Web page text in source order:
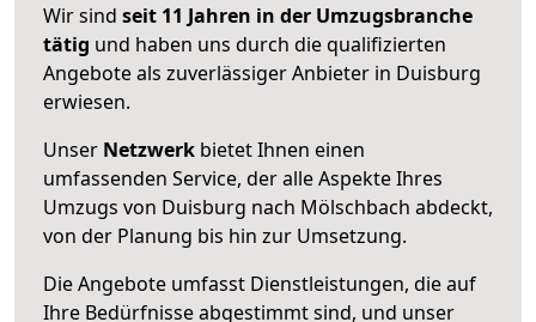
Wir sind seit 11 Jahren in der Umzugsbranche
tätig und haben uns durch die qualifizierten
Angebote als zuverlässiger Anbieter in Duisburg
erwiesen.
Unser Netzwerk bietet Ihnen einen
umfassenden Service, der alle Aspekte Ihres
Umzugs von Duisburg nach Mölschbach abdeckt,
von der Planung bis hin zur Umsetzung.
Die Angebote umfasst Dienstleistungen, die auf
Ihre Bedürfnisse abgestimmt sind, und unser